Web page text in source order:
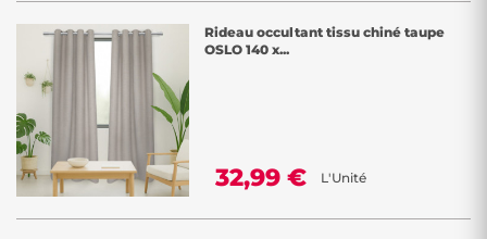
Rideau occultant tissu chiné taupe
OSLO 140 x...
32,99 € L'Unité